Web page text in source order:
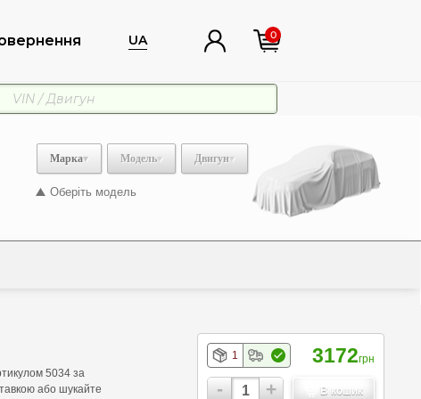
UA 0
Марка Модель Двигун
Оберіть модель
5034 за
або шукайте
1 3172грн
- + В кошик